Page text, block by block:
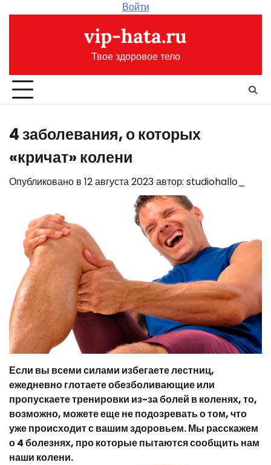
Войти
vip-hata.ru
Твое здоровое тело
4 заболевания, о которых
«кричат» колени
Опубликовано в 12 августа 2023автор: studiohallo_
Если вы всеми силами избегаете лестниц,
ежедневно глотаете обезболивающие или
пропускаете тренировки из-заболей в коленях, то,
возможно, можете еще не подозревать о том, что
уже происходит с вашим здоровьем. Мы расскажем
о 4 болезнях, про которые пытаются сообщить нам
наши колени.